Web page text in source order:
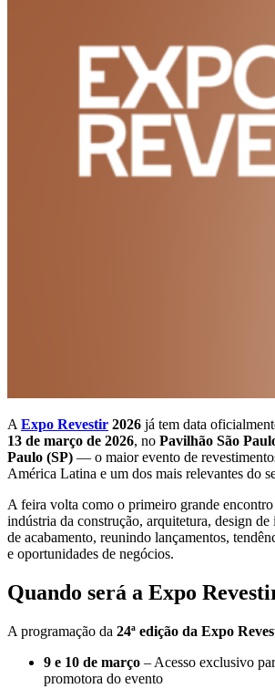
A Expo Revestir 2026 já tem data
13 de março de 2026, no Pavilhão São
Paulo (SP) — o maior evento de
América Latina e um dos mais relevantes do
A feira volta como o primeiro grande encontro
indústria da construção, arquitetura, design de
de acabamento, reunindo lançamentos,
e oportunidades de negócios.
Quando será a Expo
A programação da 24ª edição da Expo
9 e 10 de março – Acesso exclusivo
promotora do evento